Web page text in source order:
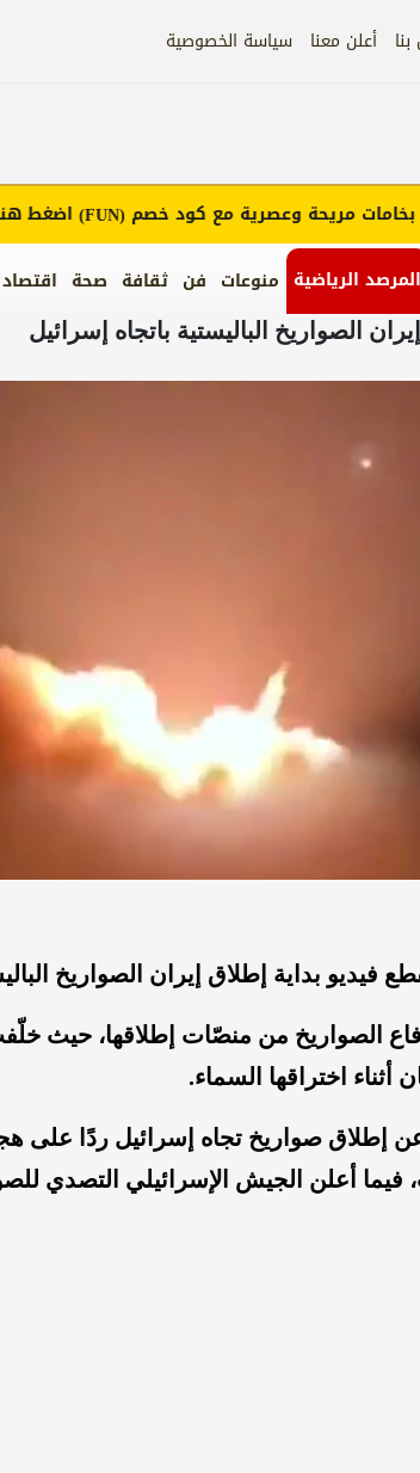
أعلن معنا سياسة الخصوصية
المرصد الرياضية منوعات فن ثقافة صحة اقتصاد
مريحة وعصرية مع كود خصم(FUN)اضغط هنا
الصواريخ الباليستية باتجاه إسرائيل
بداية إطلاق إيران الصواريخ
الصواريخ من منصّات إطلاقها، حيث
أثناء اختراقها السماء.
إطلاق صواريخ تجاه إسرائيل ردًا على
فيما أعلن الجيش الإسرائيلي التصدي